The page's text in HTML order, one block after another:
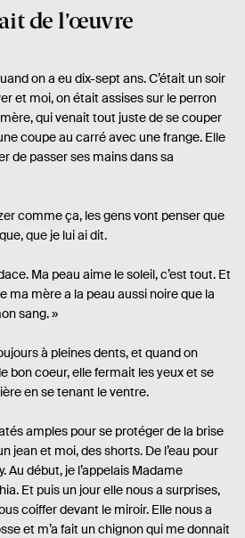
de l’œuvre
on a eu dix-sept ans. C’était un soir
et moi, on était assises sur le perron
qui venait tout juste de se couper
coupe au carré avec une frange. Elle
de passer ses mains dans sa
comme ça, les gens vont penser que
que je lui ai dit.
Ma peau aime le soleil, c’est tout. Et
ma mère a la peau aussi noire que la
sang. »
à pleines dents, et quand on
bon coeur, elle fermait les yeux et se
en se tenant le ventre.
amples pour se protéger de la brise
jean et moi, des shorts. De l’eau pour
Au début, je l’appelais Madame
Et puis un jour elle nous a surprises,
coiffer devant le miroir. Elle nous a
et m’a fait un chignon qui me donnait